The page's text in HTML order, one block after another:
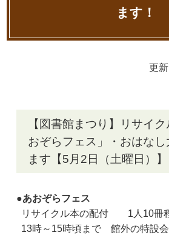
ます！
更
【図書館まつり】リサイ
おぞらフェス」・おはなし
ます【5月2日（土曜日）】
●あおぞらフェス
リサイクル本の配付
1人10冊
13時～15時頃まで 館外の特設